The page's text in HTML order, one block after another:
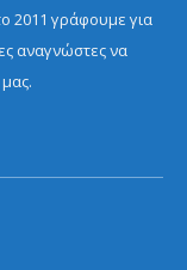
2011 γράφουμε για
αναγνώστες να